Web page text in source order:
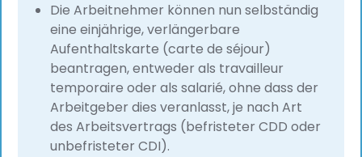
Die Arbeitnehmer können nun selbständig
eine einjährige, verlängerbare
Aufenthaltskarte (carte de séjour)
beantragen, entweder als travailleur
temporaire oder als salarié, ohne dass der
Arbeitgeber dies veranlasst, je nach Art
des Arbeitsvertrags (befristeter CDD oder
unbefristeter CDI).